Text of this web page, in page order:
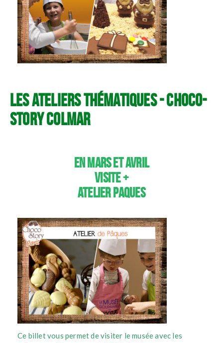
Les ateliers thématiques - CHOCO-
STORY COLMAR
En mars et avril
Visite +
Atelier PAQUES
Ce billet vous permet de visiter le musée avec les